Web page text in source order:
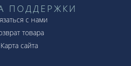
ПОДДЕРЖКИ
с нами
товара
Карта сайта